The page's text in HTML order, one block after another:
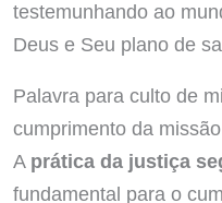
testemunhando ao
Deus e Seu plano de
Palavra para culto de
cumprimento da missão
A prática da justiça
fundamental para o